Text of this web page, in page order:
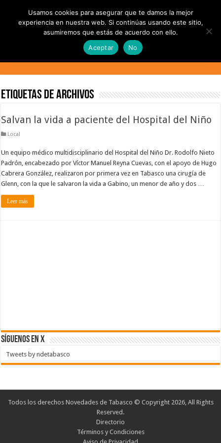
Etiquetas de Archivos
Salvan la vida a paciente del Hospital del Niño
Local
Un equipo médico multidisciplinario del Hospital del Niño Dr. Rodolfo Nieto
Padrón, encabezado por Víctor Manuel Reyna Cuevas, con el apoyo de Hugo
Cabrera González, realizaron por primera vez en Tabasco una cirugía de
Glenn, con la que le salvaron la vida a Gabino, un menor de año y dos …
Leer más
SÍGUENOS EN X
Tweets by ndetabasco
Todos los derechos Novedades de Tabasco © Copyright 2026, All Rights
Reserved.
Directorio
Términos y Condiciones
Usamos cookies para asegurar que te damos la mejor
experiencia en nuestra web. Si continúas usando este sitio,
asumiremos que estás de acuerdo con ello.
Aceptar
No